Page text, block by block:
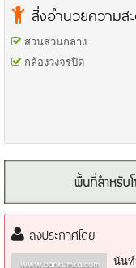
ชื่อโครงการ: ชวนชื่น พระ
ประเภทอสังหา: บ้านแฝด
ที่อยู่: 95/30 ซ.บางกรวย-
เนื้อที่ดิน(ตร.วา): 36 ตาราง
พื้นที่ใช้สอย(ตร.เมตร): 150
ห้องนอน : 3 ห้อง
ห้องน้ำ : 2 ห้อง
สิ่งอำนวยความส
สวนส่วนกลาง
กล้องวงจรปิด
ลงประกาศโดย
นันท์